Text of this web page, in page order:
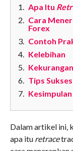
Apa Itu
Cara
Forex
Contoh
Kelebihan
Kekurangan
Tips
Kesimpulan
Dalam artikel ini,
apa itu retrace